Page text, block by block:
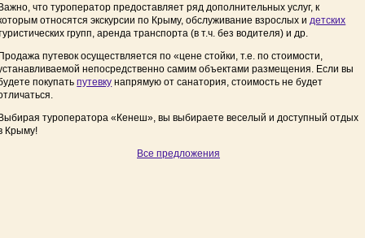
что туроператор предоставляет ряд дополнительных услуг, к
относятся экскурсии по Крыму, обслуживание взрослых идетских
групп, аренда транспорта (в т.ч. без водителя) и др.
путевок осуществляется по «цене стойки, т.е. по стоимости,
непосредственно самим объектами размещения. Если вы
покупатьпутевку напрямую от санатория, стоимость не будет
туроператора «Кенеш», вы выбираете веселый и доступный отдых
Крыму!
Все предложения